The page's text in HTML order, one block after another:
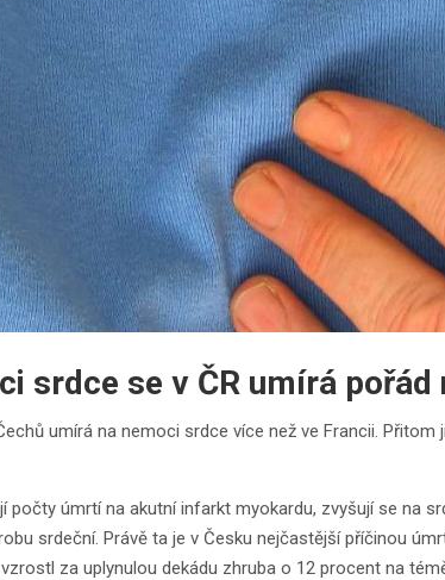
srdce se v ČR umírá pořád
umírá na nemoci srdce více než ve Francii.
počty úmrtí na akutní infarkt myokardu, zvyšují se na
srdeční. Právě ta je v Česku nejčastější příčinou
za uplynulou dekádu zhruba o 12 procent na